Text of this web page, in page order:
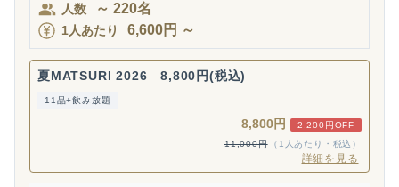
人数 ～ 220名
1人あたり 6,600円 ～
夏MATSURI 2026 8,800円(税込)
11品+飲み放題
8,800円
2,200円OFF
11,000円
（1人あたり・税込）
詳細を見る